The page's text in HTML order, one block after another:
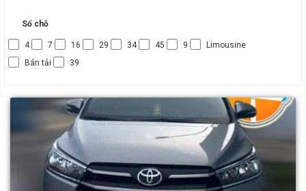
Số chỗ
4 7 16 29 34 45 9
Limousine
Bán tải
39